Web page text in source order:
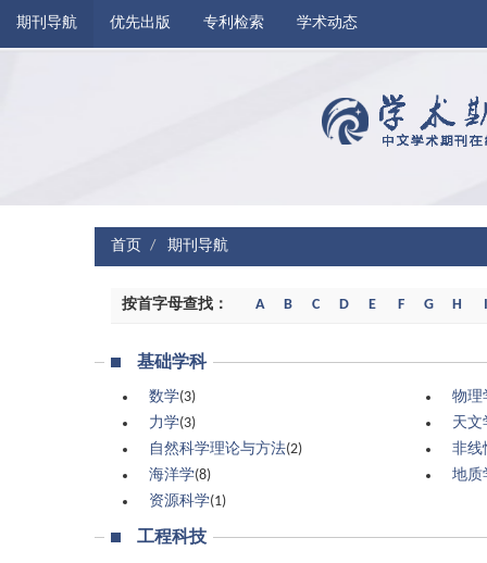
期刊导航 优先出版 专利检索 学术动态
首页 期刊导航
按首字母查找： A B C D E F G H I
基础学科
数学(3)
物理
力学(3)
天文
自然科学理论与方法(2)
非线
海洋学(8)
地质
资源科学(1)
工程科技